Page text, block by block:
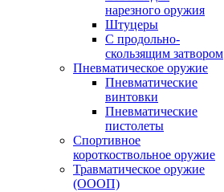
нарезного оружия
Штуцеры
С продольно-
скользящим затвором
Пневматическое оружие
Пневматические
винтовки
Пневматические
пистолеты
Спортивное
короткоствольное оружие
Травматическое оружие
(ОООП)